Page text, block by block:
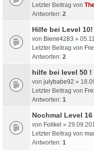
Letzter Beitrag von
Antworten: 2
Hilfe bei Level
von Biene4283 »
Letzter Beitrag von
Antworten: 2
hilfe bei level 50 !
von julybabe92 »
Letzter Beitrag von
Antworten: 1
Nochmal Level
von Folikel »
Letzter Beitrag von
Antworten: 1